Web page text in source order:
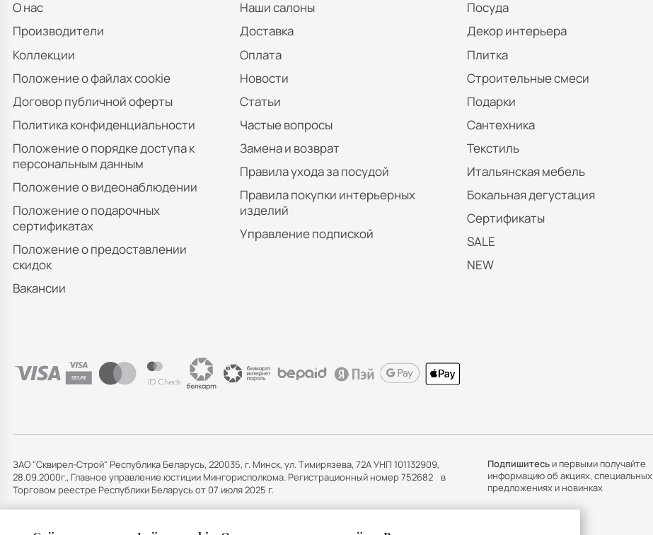
О нас
Производители
Коллекции
Положение о файлах cookie
Договор публичной оферты
Политика конфиденциальности
Положение о порядке доступа к
персональным данным
Положение о видеонаблюдении
Положение о подарочных
сертификатах
Положение о предоставлении
скидок
Вакансии
Наши салоны
Доставка
Оплата
Новости
Статьи
Частые вопросы
Замена и возврат
Правила ухода за посудой
Правила покупки интерьерных
изделий
Управление подпиской
Посуда
Декор интерьера
Плитка
Строительные смеси
Подарки
Сантехника
Текстиль
Итальянская мебель
Бокальная дегустация
Сертификаты
SALE
NEW
ЗАО "Сквирел-Строй" Республика Беларусь, 220035, г. Минск, ул. Тимирязева, 72А УНП 101132909,
28.09.2000г., Главное управление юстиции Мингорисполкома. Регистрационный номер 752682 в
Торговом реестре Республики Беларусь от 07 июля 2025 г.
Подпишитесьи первыми получайте
информацию об акциях, специальных
предложениях и новинках